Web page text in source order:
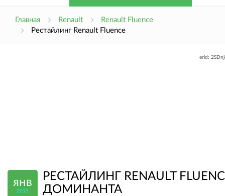
Главная Renault
Renault Fluence
Рестайлинг Renault Fluence
erid:
янв
2013
РЕСТАЙЛИНГ RENAULT
ДОМИНАНТА